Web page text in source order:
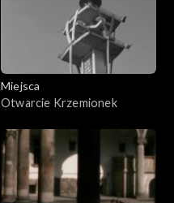
Miejsca
Otwarcie Krzemionek